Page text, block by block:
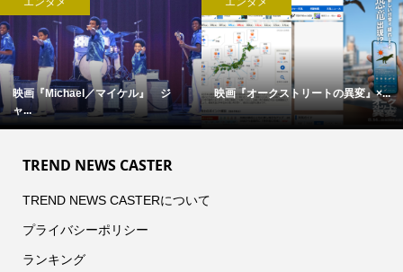
完全撮り下ろし「2027年版 羽生結...
【中島裕翔】初写真展 『7okyo
c...
TREND NEWS CASTER
TREND NEWS CASTERについて
プライバシーポリシー
ランキング